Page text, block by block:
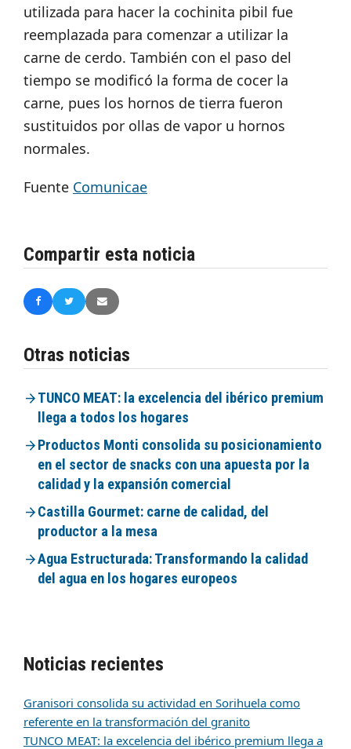
utilizada para hacer la cochinita pibil fue
reemplazada para comenzar a utilizar la
carne de cerdo. También con el paso del
tiempo se modificó la forma de cocer la
carne, pues los hornos de tierra fueron
sustituidos por ollas de vapor u hornos
normales.
Fuente Comunicae
Compartir esta noticia
Otras noticias
TUNCO MEAT: la excelencia del ibérico premium
llega a todos los hogares
Productos Monti consolida su posicionamiento
en el sector de snacks con una apuesta por la
calidad y la expansión comercial
Castilla Gourmet: carne de calidad, del
productor a la mesa
Agua Estructurada: Transformando la calidad
del agua en los hogares europeos
Noticias recientes
Granisori consolida su actividad en Sorihuela como
referente en la transformación del granito
TUNCO MEAT: la excelencia del ibérico premium llega a